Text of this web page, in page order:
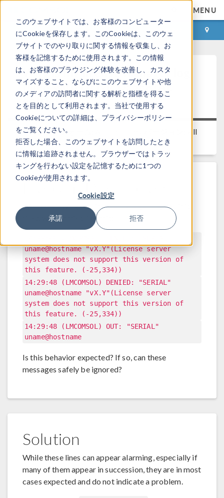
このウェブサイトでは、お客様のコンピューター
にCookieを保存します。このCookieは、このウェ
ブサイトでのやり取りに関する情報を収集し、お
客様を記憶するために使用されます。この情報
は、お客様のブラウジング体験を改善し、カスタ
マイズすること、ならびにこのウェブサイトや他
のメディアの訪問者に関する解析と指標を得るこ
とを目的として利用されます。当社で使用する
Cookieについての詳細は、プライバシーポリシー
をご覧ください。
拒否した場合、このウェブサイトを訪問したとき
に情報は追跡されません。ブラウザーではトラッ
キングを行わない設定を記憶するために1つの
Cookieが使用されます。
Cookie設定
承諾 拒否
MENU
ログイン お問い合わせ
Why is my license manager log
filled with DENIED: SERIAL
entries
プラットフォーム:
All
versions
Problem Description
When reviewing the license manager log file, it is
filled with entries like this:
uname@hostname "vX.Y"(License server
system does not support this version of
this feature. (-25,334))
14:29:48 (LMCOMSOL) DENIED: "SERIAL"
uname@hostname "vX.Y"(License server
system does not support this version of
this feature. (-25,334))
14:29:48 (LMCOMSOL) OUT: "SERIAL"
uname@hostname
Is this behavior expected? If so, can these
messages safely be ignored?
Solution
While these lines can appear alarming, especially if
many of them appear in succession, they are in most
cases expected and do not indicate a problem.